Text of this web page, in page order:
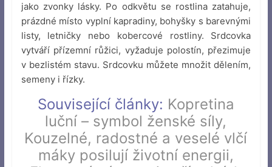
jako zvonky lásky. Po odkvětu se rostlina zatahuje,
prázdné místo vyplní kapradiny, bohyšky s barevnými
listy, letničky nebo kobercové rostliny. Srdcovka
vytváří přízemní růžici, vyžaduje polostín, přezimuje
v bezlistém stavu. Srdcovku můžete množit dělením,
semeny i řízky.
Související články: Kopretina
luční – symbol ženské síly,
Kouzelné, radostné a veselé vlčí
máky posilují životní energii,